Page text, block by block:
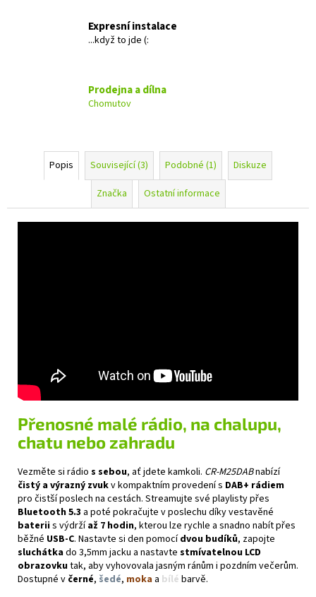
Expresní instalace
...když to jde (:
Prodejna a dílna
Chomutov
Popis Související (3) Podobné (1)
Diskuze
Značka
Ostatní informace
Přenosné malé rádio, na chalupu,
chatu nebo zahradu
Vezměte si rádio s sebou, ať jdete kamkoli. CR-M25DABnabízí
čistý a výrazný zvukv kompaktním provedení s DAB+ rádiem
pro čistší poslech na cestách. Streamujte své playlisty přes
Bluetooth 5.3 a poté pokračujte v poslechu díky vestavěné
bateriis výdržíaž 7 hodin, kterou lze rychle a snadno nabít přes
běžné USB-C. Nastavte si den pomocídvou budíků, zapojte
sluchátkado 3,5mm jacku a nastavte stmívatelnou LCD
obrazovkutak, aby vyhovovala jasným ránům i pozdním večerům.
Dostupné v černé, šedé, moka a bílé barvě.